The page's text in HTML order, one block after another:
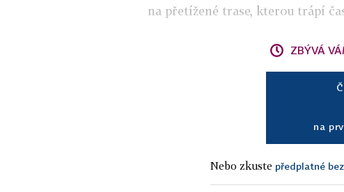
na přetížené trase, kterou trápí
ZBÝVÁ
na
Nebo zkuste předplatné